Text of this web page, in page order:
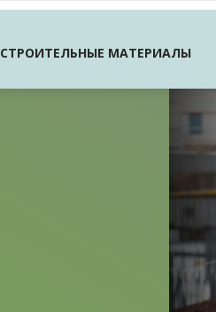
СТРОИТЕЛЬНЫЕ МАТЕРИАЛЫ